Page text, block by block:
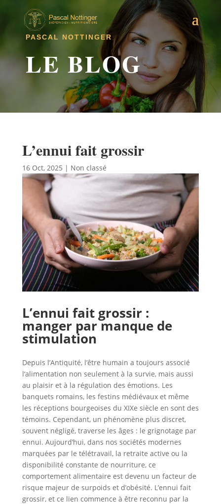
PASCAL NOTTINGER
LE BLOG
L’ennui fait grossir
16 Oct, 2025 | Non classé
L’ennui fait grossir :
manger par manque de
stimulation
Depuis l’Antiquité, l’être humain a toujours associé
l’alimentation non seulement à la survie, mais aussi
au plaisir et à la régulation des émotions. Les
banquets romains, les festins médiévaux et même
les réceptions bourgeoises du XIXe siècle en sont des
témoins. Cependant, un phénomène plus discret,
souvent négligé, traverse les âges : le grignotage par
ennui. Aujourd’hui, dans nos sociétés modernes
marquées par le télétravail, la retraite active ou la
disponibilité constante de nourriture, ce
comportement alimentaire est devenu un facteur de
risque majeur de surpoids et d’obésité. L’ennui fait
grossir, et ce lien commence à être reconnu par la